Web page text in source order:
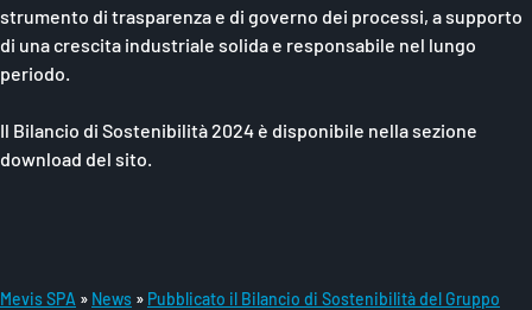
strumento di trasparenza e di governo dei processi, a supporto
di una crescita industriale solida e responsabile nel lungo
periodo.
Il Bilancio di Sostenibilità 2024 è disponibile nella sezione
download del sito.
Mevis SPA News
Pubblicato il Bilancio di Sostenibilità del Gruppo